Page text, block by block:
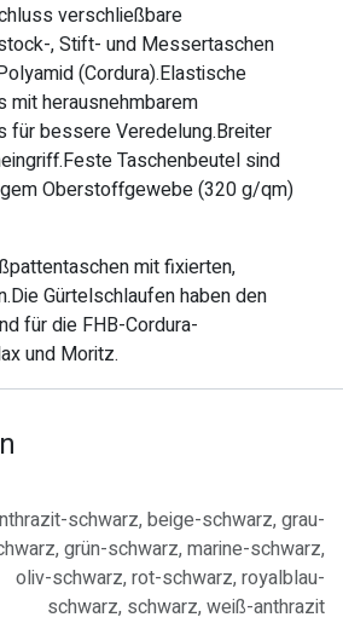
verschließbare
, Stift- und Messertaschen
(Cordura).Elastische
mit herausnehmbarem
für bessere Veredelung.Breiter
Taschenbeutel sind
Oberstoffgewebe (320 g/qm)
mit fixierten,
Gürtelschlaufen haben den
für die FHB-Cordura-
und Moritz.
schwarz,beige-schwarz,grau-
,grün-schwarz,marine-schwarz,
oliv-schwarz,rot-schwarz,royalblau-
schwarz, schwarz,weiß-anthrazit